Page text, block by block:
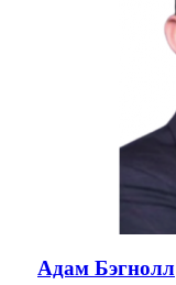
Адам Бэгнолл